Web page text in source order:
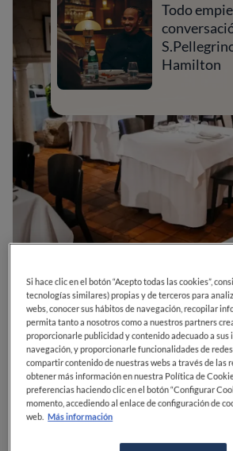
0 0 0 0
Todo
Hamilton
Rúa Nova de Abaixo, 215706Santiago de
España
CERRADO Abre elSábado,13:30-
VER HORARIOS
Si hace clic en el botón “Acepto todas las cookies”,
tecnologías similares) propias y de terceros para
webs, conocer sus hábitos de navegación, recopilar
permita tanto a nosotros como a nuestros partners
proporcionarle publicidad y contenido adecuado a sus
navegación, y proporcionarle funcionalidades de
compartir contenido de nuestras webs a través de las
obtener más información en nuestra Política de
preferencias haciendo clic en el botón “Configurar
momento, accediendo al enlace de configuración de
web. Más información